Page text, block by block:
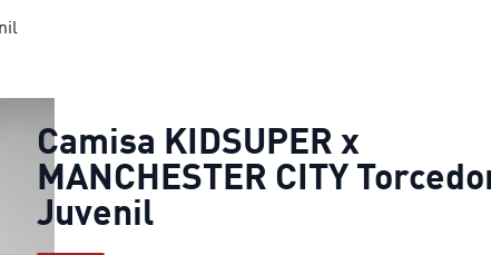
Camisa KIDSUPER x
MANCHESTER CITY
Juvenil